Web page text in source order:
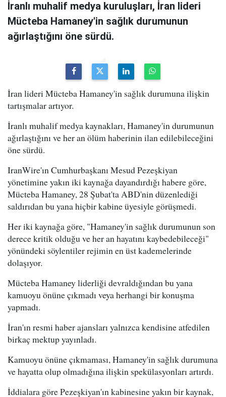
İranlı muhalif medya kuruluşları, İran lideri
Mücteba Hamaney'in sağlık durumunun
ağırlaştığını öne sürdü.
İran lideri Mücteba Hamaney'in sağlık durumuna ilişkin
tartışmalar artıyor.
İranlı muhalif medya kaynakları, Hamaney'in durumunun
ağırlaştığını ve her an ölüm haberinin ilan edilebileceğini
öne sürdü.
IranWire'ın Cumhurbaşkanı Mesud Pezeşkiyan
yönetimine yakın iki kaynağa dayandırdığı habere göre,
Mücteba Hamaney, 28 Şubat'ta ABD'nin düzenlediği
saldırıdan bu yana hiçbir kabine üyesiyle görüşmedi.
Her iki kaynağa göre, "Hamaney'in sağlık durumunun son
derece kritik olduğu ve her an hayatını kaybedebileceği"
yönündeki söylentiler rejimin en üst kademelerinde
dolaşıyor.
Mücteba Hamaney liderliği devraldığından bu yana
kamuoyu önüne çıkmadı veya herhangi bir konuşma
yapmadı.
İran'ın resmi haber ajansları yalnızca kendisine atfedilen
birkaç mektup yayınladı.
Kamuoyu önüne çıkmaması, Hamaney'in sağlık durumuna
ve hayatta olup olmadığına ilişkin spekülasyonları artırdı.
İddialara göre Pezeşkiyan'ın kabinesine yakın bir kaynak,